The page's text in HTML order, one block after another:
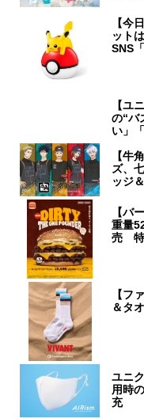
【今
ット
SNS
【ユ
の“バ
い」
【牛
ズ、
ッジ
【バ
重量
売 特
【フ
＆タ
ユニ
用時
充